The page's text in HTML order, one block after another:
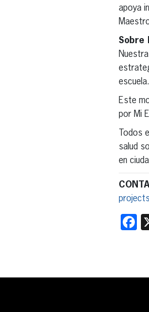
apoya
Sobre
escuela.
Este
por Mi
Todos
salud
en